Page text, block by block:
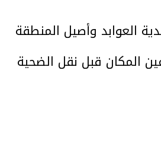
المكان قبل نقل الضحية